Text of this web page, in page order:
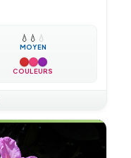
💧 💧 💧
MOYEN
COULEURS